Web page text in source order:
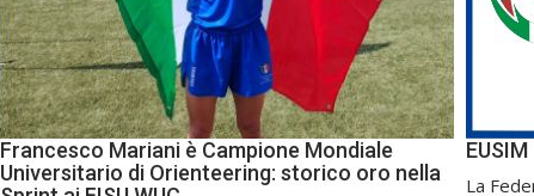
Francesco Mariani è Campione Mondiale
Universitario di Orienteering: storico oro nella
EUSIM
La